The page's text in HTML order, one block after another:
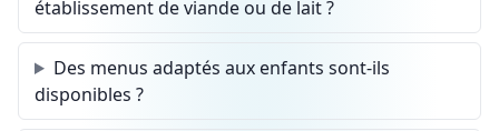
établissement de viande ou de lait ?
Des menus adaptés aux enfants sont-ils
disponibles ?